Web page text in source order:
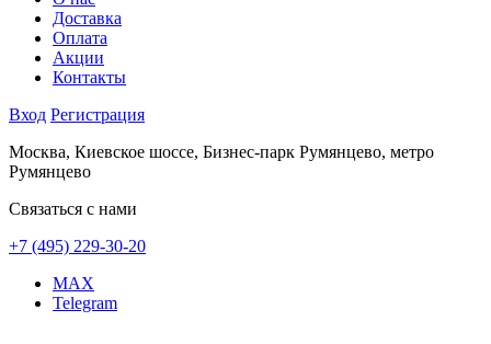
Доставка
Оплата
Акции
Контакты
Вход Регистрация
Москва, Киевское шоссе, Бизнес-парк Румянцево, метро
Румянцево
Связаться с нами
+7 (495) 229-30-20
MAX
Telegram